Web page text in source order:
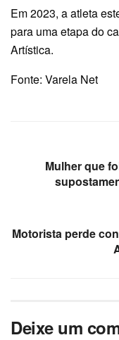
Em 2023, a atleta
para uma etapa do
Artística.
Fonte: Varela Net
Mulher que
Motorista perde
Deixe um